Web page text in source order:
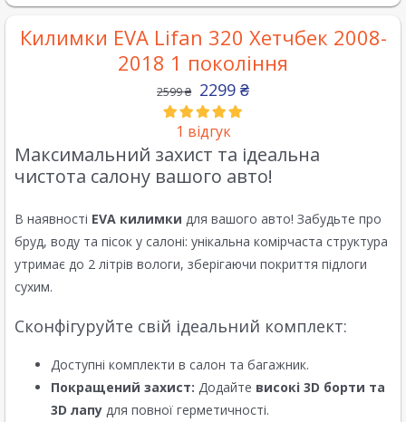
Килимки EVA Lifan 320 Хетчбек 2008-
2018 1 покоління
2599₴ 2299 ₴
1 відгук
Максимальний захист та ідеальна
чистота салону вашого авто!
В наявності EVA килимки для вашого авто! Забудьте про
бруд, воду та пісок у салоні: унікальна комірчаста структура
утримає до 2 літрів вологи, зберігаючи покриття підлоги
сухим.
Сконфігуруйте свій ідеальний комплект:
Доступні комплекти в салон та багажник.
Покращений захист: Додайте високі 3D борти та
3D лапу для повної герметичності.